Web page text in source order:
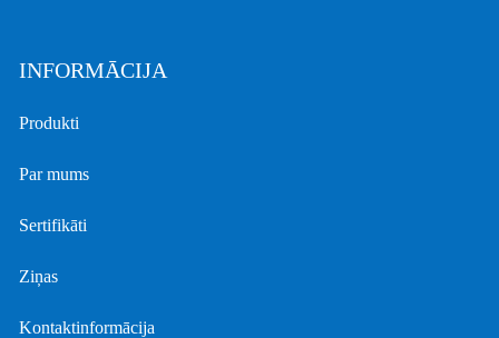
INFORMĀCIJA
Produkti
Par mums
Sertifikāti
Ziņas
Kontaktinformācija